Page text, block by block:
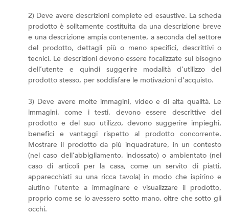
2) Deve avere descrizioni complete ed esaustive. La scheda
prodotto è solitamente costituita da una descrizione breve
e una descrizione ampia contenente, a seconda del settore
del prodotto, dettagli più o meno specifici, descrittivi o
tecnici. Le descrizioni devono essere focalizzate sul bisogno
dell’utente e quindi suggerire modalità d’utilizzo del
prodotto stesso, per soddisfare le motivazioni d’acquisto.
3) Deve avere molte immagini, video e di alta qualità. Le
immagini, come i testi, devono essere descrittive del
prodotto e del suo utilizzo, devono suggerire impieghi,
benefici e vantaggi rispetto al prodotto concorrente.
Mostrare il prodotto da più inquadrature, in un contesto
(nel caso dell’abbigliamento, indossato) o ambientato (nel
caso di articoli per la casa, come un servito di piatti,
apparecchiati su una ricca tavola) in modo che ispirino e
aiutino l’utente a immaginare e visualizzare il prodotto,
proprio come se lo avessero sotto mano, oltre che sotto gli
occhi.